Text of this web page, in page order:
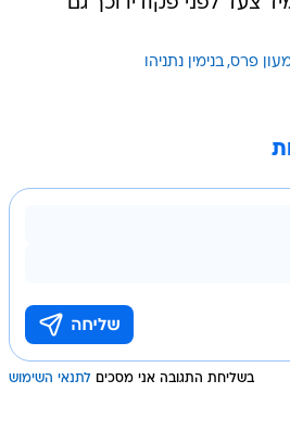
פרס בנימין נתניהו
בשליחת התגובה אני מסכים לתנאי השימוש